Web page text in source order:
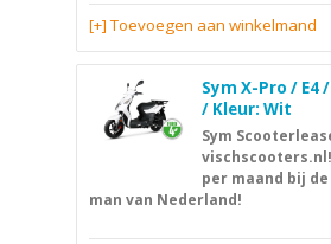
[+] Toevoegen aan winkelmand
Sym X-Pro /
/ Kleur: Wit
Sym
per maand bij
man van Nederland!